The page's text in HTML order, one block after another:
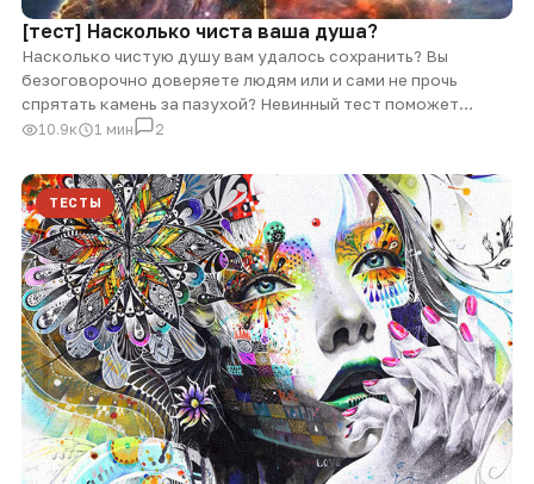
[тест] Насколько чиста ваша душа?
Насколько чистую душу вам удалось сохранить? Вы
безоговорочно доверяете людям или и сами не прочь
спрятать камень за пазухой? Невинный тест поможет…
10.9к 1 мин 2
ТЕСТЫ